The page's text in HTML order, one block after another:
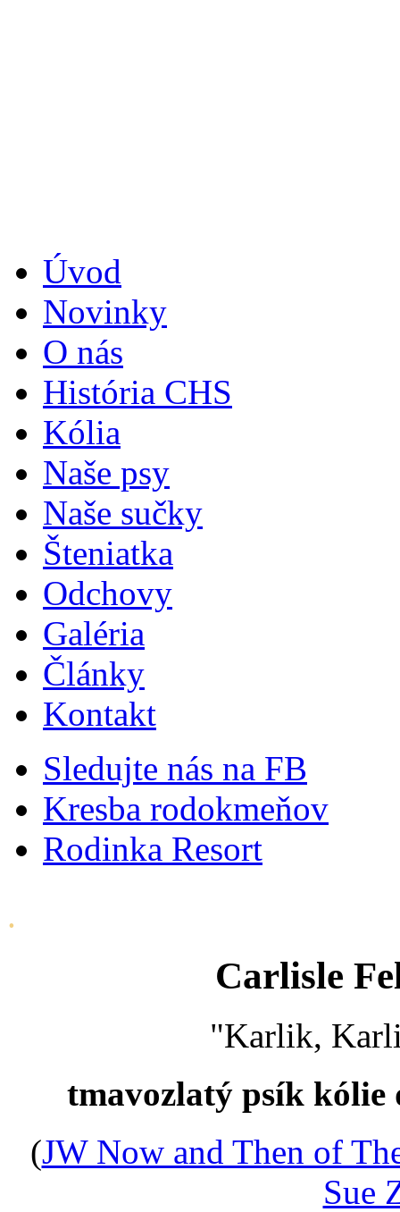
Úvod
Novinky
O nás
História CHS
Kólia
Naše psy
Naše sučky
Šteniatka
Odchovy
Galéria
Články
Kontakt
Sledujte nás na FB
Kresba rodokmeňov
Rodinka Resort
.
Carlisle
"Karlik,
tmavozlatý psík kólie
(JW Now and Then of
Sue